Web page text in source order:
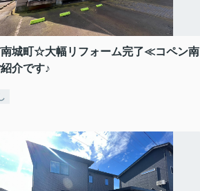
城町☆大幅リフォーム完了≪コペン南
介です♪